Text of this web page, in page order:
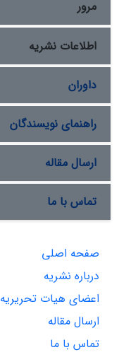
مرور
اطلاعات نشریه
داوران
راهنمای نویسندگان
ارسال مقاله
تماس با ما
صفحه اصلی
درباره نشریه
اعضای هیات تحریریه
ارسال مقاله
تماس با ما